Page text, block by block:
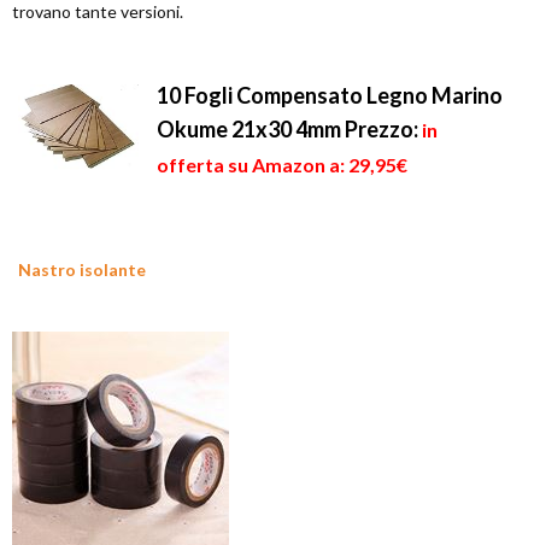
trovano tante versioni.
10 Fogli Compensato Legno Marino
Okume 21x30 4mmPrezzo: in
offerta su Amazon a: 29,95€
Nastro isolante